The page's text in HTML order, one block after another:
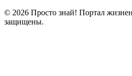
© 2026 Просто знай! Портал
защищены.